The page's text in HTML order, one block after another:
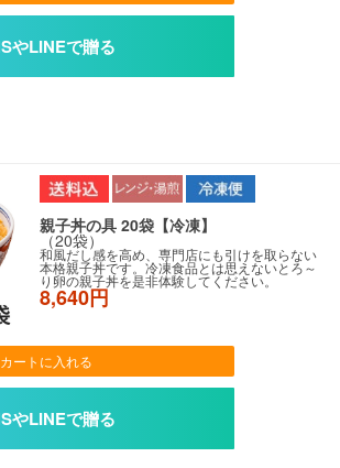
親子丼の具 20袋【冷凍】
（20袋）
和風だし感を高め、専門店にも引けを取らない
本格親子丼です。冷凍食品とは思えないとろ～
り卵の親子丼を是非体験してください。
8,640円
カートに入れる